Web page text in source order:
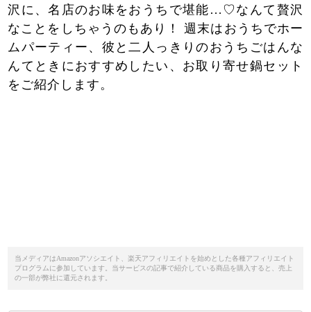
沢に、名店のお味をおうちで堪能…♡なんて贅沢
なことをしちゃうのもあり！ 週末はおうちでホー
ムパーティー、彼と二人っきりのおうちごはんな
んてときにおすすめしたい、お取り寄せ鍋セット
をご紹介します。
当メディアはAmazonアソシエイト、楽天アフィリエイトを始めとした各種アフィリエイト
プログラムに参加しています。当サービスの記事で紹介している商品を購入すると、売上
の一部が弊社に還元されます。